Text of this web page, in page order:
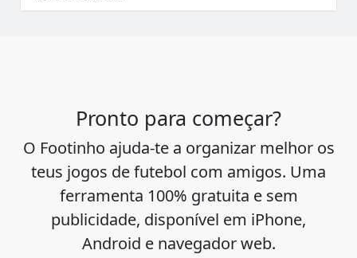
Pronto para começar?
O Footinho ajuda-te a organizar melhor os
teus jogos de futebol com amigos. Uma
ferramenta 100% gratuita e sem
publicidade, disponível em iPhone,
Android e navegador web.